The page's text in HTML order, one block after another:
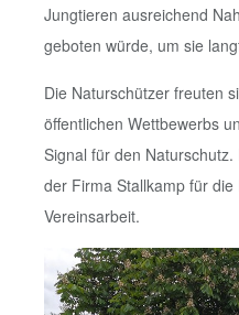
Jungtieren ausreichend
geboten würde, um sie
Die Naturschützer freuten
öffentlichen Wettbewerbs
Signal für den
der Firma Stallkamp für
Vereinsarbeit.